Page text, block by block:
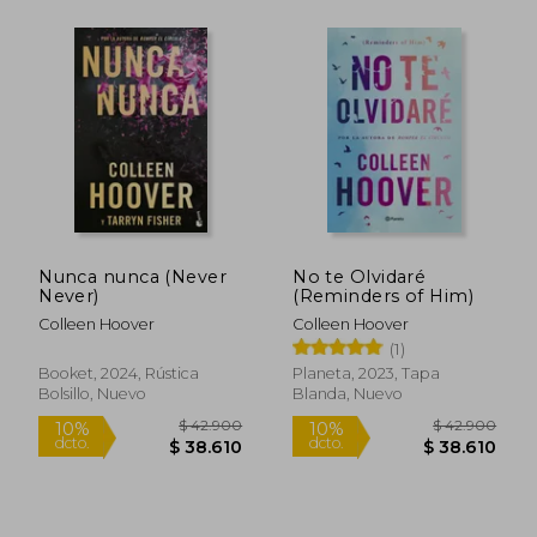
$ 34.863
10%
dcto.
Nunca nunca (Never
Never)
Colleen Hoover
Booket, 2024, Rústica
Bolsillo, Nuevo
No te Olvidaré
(Reminders of Him)
Colleen Hoover
(1)
Planeta, 2023, Tapa
Blanda, Nuevo